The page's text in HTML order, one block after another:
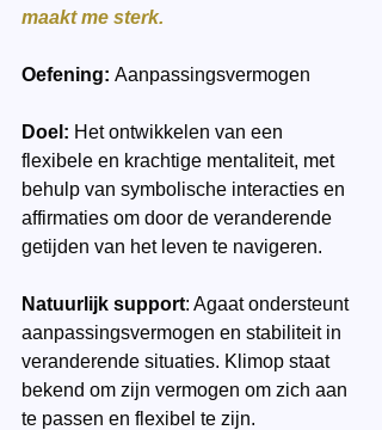
maakt me sterk.
Oefening: Aanpassingsvermogen
Doel: Het ontwikkelen van een
flexibele en krachtige mentaliteit, met
behulp van symbolische interacties en
affirmaties om door de veranderende
getijden van het leven te navigeren.
Natuurlijk support: Agaat ondersteunt
aanpassingsvermogen en stabiliteit in
veranderende situaties. Klimop staat
bekend om zijn vermogen om zich aan
te passen en flexibel te zijn.